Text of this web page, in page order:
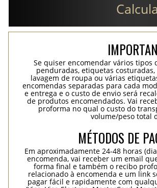
Se quiser encomendar vários tipos
penduradas, etiquetas
lavagem de roupa ou várias
encomendas separadas para cada
e entrega e o custo de envio será
de produtos encomendados. Vai
proforma no qual o custo do
volume/peso total
MÉTODOS DE
Em aproximadamente 24-48 horas
encomenda, vai receber um email
forma final e também o recibo
relacionado à encomenda e um link
pagar fácil e rapidamente com